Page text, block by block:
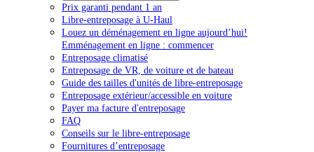
Prix garanti pendant 1 an
Libre-entreposage à U-Haul
Louez un déménagement en ligne aujourd’hui!
Emménagement en ligne : commencer
Entreposage climatisé
Entreposage de VR, de voiture et de bateau
Guide des tailles d'unités de libre-entreposage
Entreposage extérieur/accessible en voiture
Payer ma facture d'entreposage
FAQ
Conseils sur le libre-entreposage
Fournitures d’entreposage